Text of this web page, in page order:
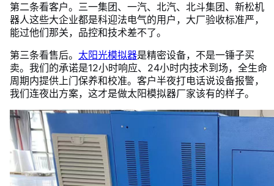
第二条看客户。三一集团、一汽、北汽、北斗集团、新松机
器人这些大企业都是科迎法电气的用户，大厂验收标准严，
能过他们那关，品控和技术差不了。
第三条看售后。 太阳光模拟器是精密设备，不是一锤子买
卖。我们的承诺是12小时响应、24小时内技术到场，全生命
周期内提供上门保养和校准。客户半夜打电话说设备报警，
我们连夜出方案，这才是做太阳模拟器厂家该有的样子。